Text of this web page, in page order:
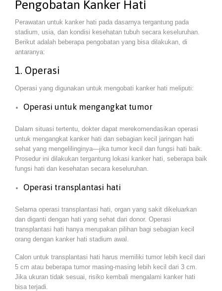
Pengobatan Kanker Hati
Perawatan untuk kanker hati pada dasarnya tergantung pada
stadium, usia, dan kondisi kesehatan tubuh secara keseluruhan.
Berikut adalah beberapa pengobatan yang bisa dilakukan, di
antaranya:
1. Operasi
Operasi yang digunakan untuk mengobati kanker hati meliputi:
Operasi untuk mengangkat tumor
Dalam situasi tertentu, dokter dapat merekomendasikan operasi
untuk mengangkat kanker hati dan sebagian kecil jaringan hati
sehat yang mengelilinginya—jika tumor kecil dan fungsi hati baik.
Prosedur ini dilakukan tergantung lokasi kanker hati, seberapa baik
fungsi hati dan kesehatan secara keseluruhan.
Operasi transplantasi hati
Selama operasi transplantasi hati, organ yang sakit dikeluarkan
dan diganti dengan hati yang sehat dari donor. Operasi
transplantasi hati hanya merupakan pilihan bagi sebagian kecil
orang dengan kanker hati stadium awal.
Calon untuk transplantasi hati harus memiliki tumor lebih kecil dari
5 cm atau beberapa tumor masing-masing lebih kecil dari 3 cm.
Jika ukuran tidak sesuai, risiko kembali mengalami kanker hati
bisa terjadi.